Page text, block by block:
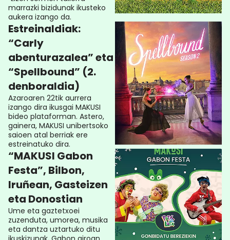
marrazki bizidunak ikusteko
aukera izango da.
Estreinaldiak:
“Carly
abenturazalea” eta
“Spellbound” (2.
denboraldia)
Azaroaren 22tik aurrera
izango dira ikusgai MAKUSI
bideo plataforman. Astero,
gainera, MAKUSI unibertsoko
saioen atal berriak ere
estreinatuko dira.
“MAKUSI Gabon
Festa”, Bilbon,
Iruñean, Gasteizen
eta Donostian
Ume eta gaztetxoei
zuzenduta, umorea, musika
eta dantza uztartuko ditu